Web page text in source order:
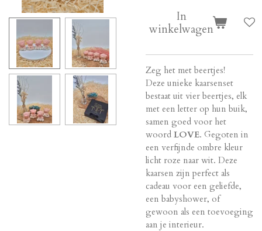
In
winkelwagen
Zeg het met beertjes!
Deze unieke kaarsenset
bestaat uit vier beertjes, elk
met een letter op hun buik,
samen goed voor het
woord LOVE. Gegoten in
een verfijnde ombre kleur
licht roze naar wit. Deze
kaarsen zijn perfect als
cadeau voor een geliefde,
een babyshower, of
gewoon als een toevoeging
aan je interieur.